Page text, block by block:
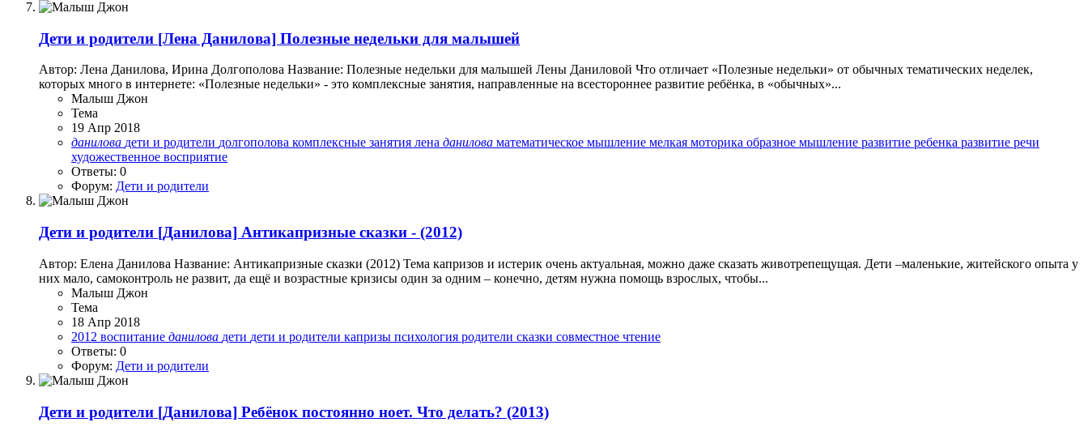
Дети и родители [Лена Данилова] Полезные недельки для малышей
Автор: Лена Данилова, Ирина Долгополова Название: Полезные недельки для малышей Лены Даниловой Что отличает «Полезные недельки» от обычных тематических неделек,
которых много в интернете: «Полезные недельки» - это комплексные занятия, направленные на всестороннее развитие ребёнка, в «обычных»...
Малыш Джон
Тема
19 Апр 2018
данилова дети и родители долгополова комплексные занятия лена данилова математическое мышление мелкая моторика образное мышление развитие ребенка развитие речи
художественное восприятие
Ответы: 0
Форум: Дети и родители
Дети и родители [Данилова] Антикапризные сказки - (2012)
Автор: Елена Данилова Название: Антикапризные сказки (2012) Тема капризов и истерик очень актуальная, можно даже сказать животрепещущая. Дети –маленькие, житейского опыта у
них мало, самоконтроль не развит, да ещё и возрастные кризисы один за одним – конечно, детям нужна помощь взрослых, чтобы...
Малыш Джон
Тема
18 Апр 2018
2012 воспитание данилова дети дети и родители капризы психология родители сказки совместное чтение
Ответы: 0
Форум: Дети и родители
Дети и родители [Данилова] Ребёнок постоянно ноет. Что делать? (2013)